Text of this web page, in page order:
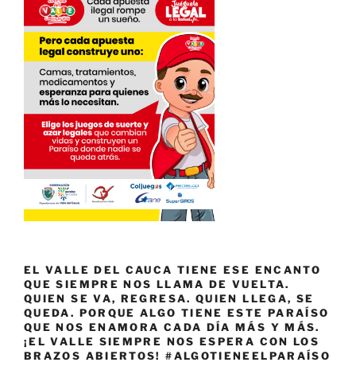
EL VALLE DEL CAUCA TIENE ESE ENCANTO
QUE SIEMPRE NOS LLAMA DE VUELTA.
QUIEN SE VA, REGRESA. QUIEN LLEGA, SE
QUEDA. PORQUE ALGO TIENE ESTE PARAÍSO
QUE NOS ENAMORA CADA DÍA MÁS Y MÁS.
¡EL VALLE SIEMPRE NOS ESPERA CON LOS
BRAZOS ABIERTOS! #ALGOTIENEELPARAÍSO